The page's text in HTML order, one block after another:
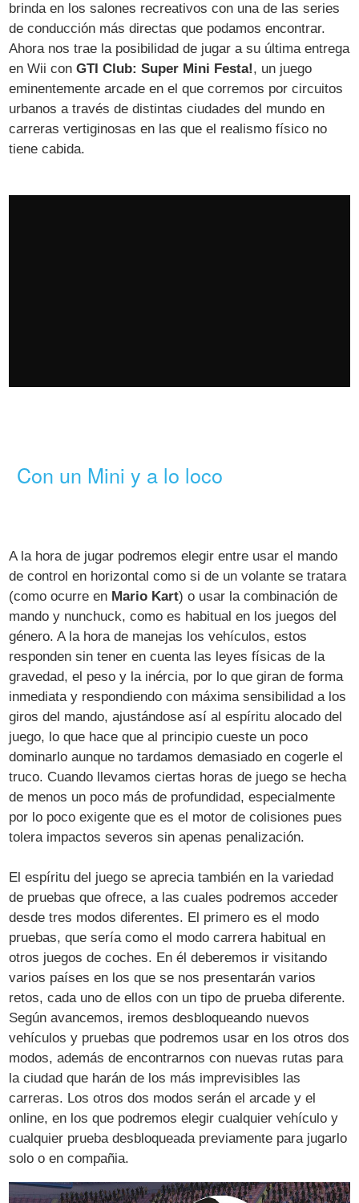
brinda en los salones recreativos con una de las series
de conducción más directas que podamos encontrar.
Ahora nos trae la posibilidad de jugar a su última entrega
en Wii conGTI Club: Super Mini Festa!, un juego
eminentemente arcade en el que corremos por circuitos
urbanos a través de distintas ciudades del mundo en
carreras vertiginosas en las que el realismo físico no
tiene cabida.
Con un Mini y a lo loco
A la hora de jugar podremos elegir entre usar el mando
de control en horizontal como si de un volante se tratara
(como ocurre en Mario Kart) o usar la combinación de
mando y nunchuck, como es habitual en los juegos del
género. A la hora de manejas los vehículos, estos
responden sin tener en cuenta las leyes físicas de la
gravedad, el peso y la inércia, por lo que giran de forma
inmediata y respondiendo con máxima sensibilidad a los
giros del mando, ajustándose así al espíritu alocado del
juego, lo que hace que al principio cueste un poco
dominarlo aunque no tardamos demasiado en cogerle el
truco. Cuando llevamos ciertas horas de juego se hecha
de menos un poco más de profundidad, especialmente
por lo poco exigente que es el motor de colisiones pues
tolera impactos severos sin apenas penalización.
El espíritu del juego se aprecia también en la variedad
de pruebas que ofrece, a las cuales podremos acceder
desde tres modos diferentes. El primero es el modo
pruebas, que sería como el modo carrera habitual en
otros juegos de coches. En él deberemos ir visitando
varios países en los que se nos presentarán varios
retos, cada uno de ellos con un tipo de prueba diferente.
Según avancemos, iremos desbloqueando nuevos
vehículos y pruebas que podremos usar en los otros dos
modos, además de encontrarnos con nuevas rutas para
la ciudad que harán de los más imprevisibles las
carreras. Los otros dos modos serán el arcade y el
online, en los que podremos elegir cualquier vehículo y
cualquier prueba desbloqueada previamente para jugarlo
solo o en compañia.